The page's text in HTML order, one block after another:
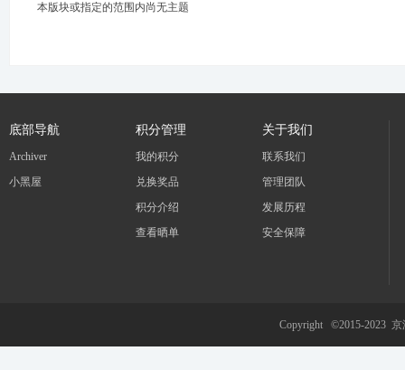
本版块或指定的范围内尚无主题
底部导航
Archiver
小黑屋
积分管理
我的积分
兑换奖品
积分介绍
查看晒单
关于我们
联系我们
管理团队
发展历程
安全保障
Copyright ©2015-2023 京